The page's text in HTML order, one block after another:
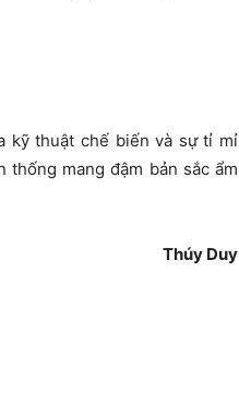
kỹ thuật chế biến và sự tỉ mỉ
mang đậm bản sắc ẩm
Thúy Duy